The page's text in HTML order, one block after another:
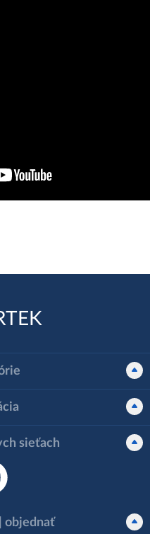
sieťach
objednať